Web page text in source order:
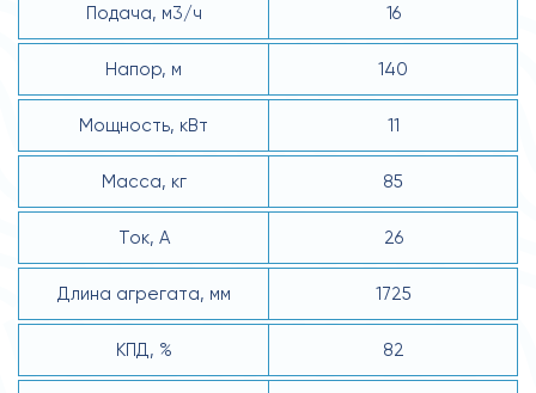
Подача, м3/ч 16
Напор, м 140
Мощность, кВт 11
Масса, кг 85
Ток, А 26
Длина агрегата, мм 1725
КПД, % 82